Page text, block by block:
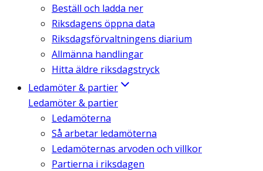
Beställ och ladda ner
Riksdagens öppna data
Riksdagsförvaltningens diarium
Allmänna handlingar
Hitta äldre riksdagstryck
Ledamöter & partier
Ledamöter & partier
Ledamöterna
Så arbetar ledamöterna
Ledamöternas arvoden och villkor
Partierna i riksdagen